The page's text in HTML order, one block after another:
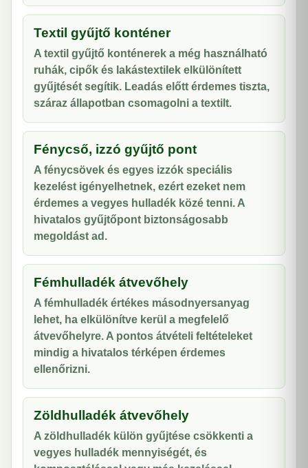
Textil gyűjtő konténer
A textil gyűjtő konténerek a még használható
ruhák, cipők és lakástextilek elkülönített
gyűjtését segítik. Leadás előtt érdemes tiszta,
száraz állapotban csomagolni a textilt.
Fénycső, izzó gyűjtő pont
A fénycsövek és egyes izzók speciális
kezelést igényelhetnek, ezért ezeket nem
érdemes a vegyes hulladék közé tenni. A
hivatalos gyűjtőpont biztonságosabb
megoldást ad.
Fémhulladék átvevőhely
A fémhulladék értékes másodnyersanyag
lehet, ha elkülönítve kerül a megfelelő
átvevőhelyre. A pontos átvételi feltételeket
mindig a hivatalos térképen érdemes
ellenőrizni.
Zöldhulladék átvevőhely
A zöldhulladék külön gyűjtése csökkenti a
vegyes hulladék mennyiségét, és